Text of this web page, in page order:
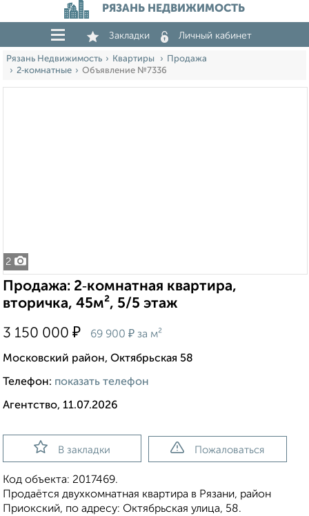
РЯЗАНЬ НЕДВИЖИМОСТЬ
Закладки Личный кабинет
Рязань Недвижимость Квартиры
Продажа
2‑комнатные
Объявление №7336
2
Продажа: 2‑комнатная квартира,
вторичка, 45м², 5/5 этаж
3 150 000 ₽ 69 900 ₽ за м²
Московский район, Октябрьская 58
Телефон: показать телефон
Агентство, 11.07.2026
В закладки Пожаловаться
Код объекта: 2017469.
Продаётся двухкомнатная квартира в Рязани, район
Приокский, по адресу: Октябрьская улица, 58.